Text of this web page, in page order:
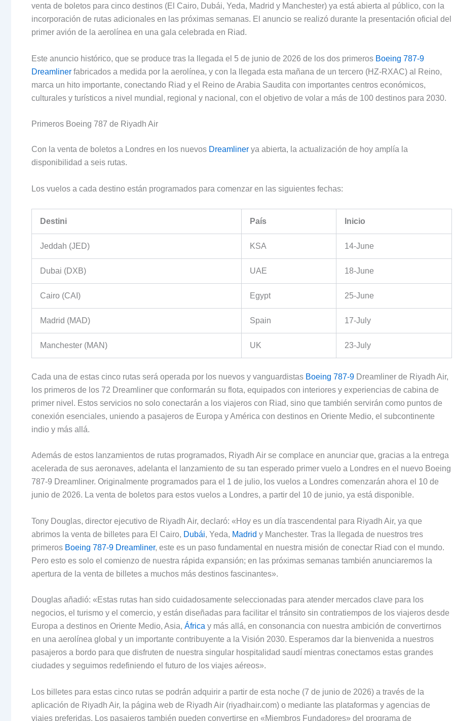
venta de boletos para cinco destinos (El Cairo, Dubái, Yeda, Madrid y Manchester) ya está abierta al público, con la
incorporación de rutas adicionales en las próximas semanas. El anuncio se realizó durante la presentación oficial del
primer avión de la aerolínea en una gala celebrada en Riad.
Este anuncio histórico, que se produce tras la llegada el 5 de junio de 2026 de los dos primeros Boeing 787-9
Dreamliner fabricados a medida por la aerolínea, y con la llegada esta mañana de un tercero (HZ-RXAC) al Reino,
marca un hito importante, conectando Riad y el Reino de Arabia Saudita con importantes centros económicos,
culturales y turísticos a nivel mundial, regional y nacional, con el objetivo de volar a más de 100 destinos para 2030.
Primeros Boeing 787 de Riyadh Air
Con la venta de boletos a Londres en los nuevos Dreamliner ya abierta, la actualización de hoy amplía la
disponibilidad a seis rutas.
Los vuelos a cada destino están programados para comenzar en las siguientes fechas:
Destini País Inicio
Jeddah (JED) KSA 14-June
Dubai (DXB) UAE 18-June
Cairo (CAI) Egypt 25-June
Madrid (MAD) Spain 17-July
Manchester (MAN) UK 23-July
Cada una de estas cinco rutas será operada por los nuevos y vanguardistas Boeing 787-9 Dreamliner de Riyadh Air,
los primeros de los 72 Dreamliner que conformarán su flota, equipados con interiores y experiencias de cabina de
primer nivel. Estos servicios no solo conectarán a los viajeros con Riad, sino que también servirán como puntos de
conexión esenciales, uniendo a pasajeros de Europa y América con destinos en Oriente Medio, el subcontinente
indio y más allá.
Además de estos lanzamientos de rutas programados, Riyadh Air se complace en anunciar que, gracias a la entrega
acelerada de sus aeronaves, adelanta el lanzamiento de su tan esperado primer vuelo a Londres en el nuevo Boeing
787-9 Dreamliner. Originalmente programados para el 1 de julio, los vuelos a Londres comenzarán ahora el 10 de
junio de 2026. La venta de boletos para estos vuelos a Londres, a partir del 10 de junio, ya está disponible.
Tony Douglas, director ejecutivo de Riyadh Air, declaró: «Hoy es un día trascendental para Riyadh Air, ya que
abrimos la venta de billetes para El Cairo, Dubái, Yeda, Madrid y Manchester. Tras la llegada de nuestros tres
primeros Boeing 787-9 Dreamliner, este es un paso fundamental en nuestra misión de conectar Riad con el mundo.
Pero esto es solo el comienzo de nuestra rápida expansión; en las próximas semanas también anunciaremos la
apertura de la venta de billetes a muchos más destinos fascinantes».
Douglas añadió: «Estas rutas han sido cuidadosamente seleccionadas para atender mercados clave para los
negocios, el turismo y el comercio, y están diseñadas para facilitar el tránsito sin contratiempos de los viajeros desde
Europa a destinos en Oriente Medio, Asia, África y más allá, en consonancia con nuestra ambición de convertirnos
en una aerolínea global y un importante contribuyente a la Visión 2030. Esperamos dar la bienvenida a nuestros
pasajeros a bordo para que disfruten de nuestra singular hospitalidad saudí mientras conectamos estas grandes
ciudades y seguimos redefiniendo el futuro de los viajes aéreos».
Los billetes para estas cinco rutas se podrán adquirir a partir de esta noche (7 de junio de 2026) a través de la
aplicación de Riyadh Air, la página web de Riyadh Air (riyadhair.com) o mediante las plataformas y agencias de
viajes preferidas. Los pasajeros también pueden convertirse en «Miembros Fundadores» del programa de